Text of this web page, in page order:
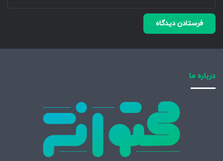
درباره ما